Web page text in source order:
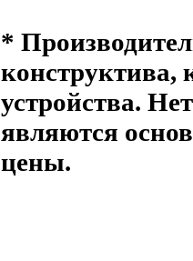
*
конструктива,
устройства.
являются
цены.